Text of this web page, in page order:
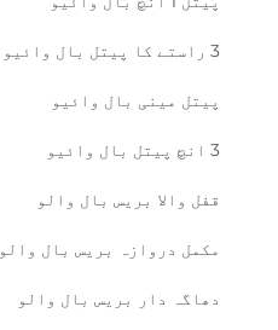
3 راستے کا پیتل بال وائیو
پیتل مینی بال وائیو
3 انچ پیتل بال وائیو
قفل والا بریس بال والو
مکمل دروازہ بریس بال والو
دھاگہ دار بریس بال والو